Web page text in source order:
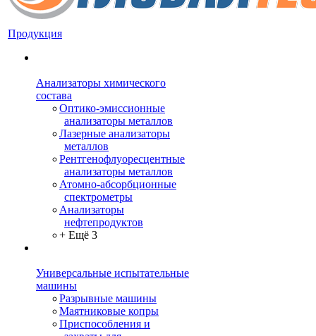
Продукция
Анализаторы химического
состава
Оптико-эмиссионные
анализаторы металлов
Лазерные анализаторы
металлов
Рентгенофлуоресцентные
анализаторы металлов
Атомно-абсорбционные
спектрометры
Анализаторы
нефтепродуктов
+ Ещё 3
Универсальные испытательные
машины
Разрывные машины
Маятниковые копры
Приспособления и